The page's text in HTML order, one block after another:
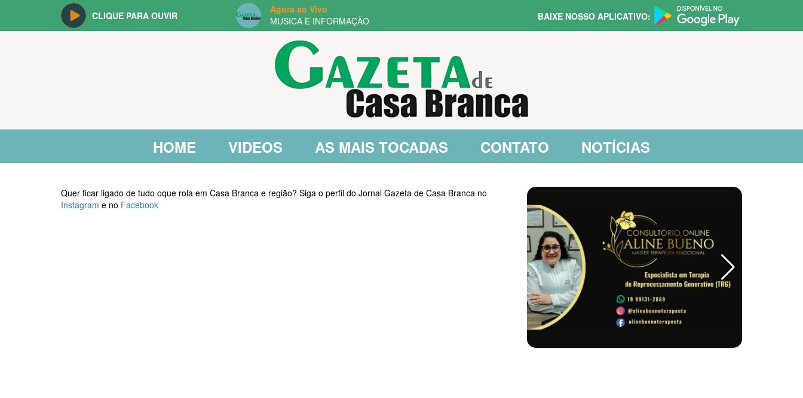
CLIQUE PARA OUVIR
Agora ao Vivo
MUSICA E INFORMAÇÃO
BAIXE NOSSO APLICATIVO:
HOME VIDEOS AS MAIS TOCADAS CONTATO NOTÍCIAS
Quer ficar ligado de tudo oque rola em Casa Branca e região? Siga o perfil do Jornal Gazeta de Casa Branca no
Instagram e no Facebook